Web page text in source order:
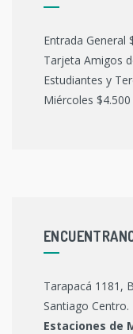
Entrada General
Tarjeta Amigos
Estudiantes y
Miércoles $4.500
Tarapacá 1181,
Santiago Centro.
Estaciones de